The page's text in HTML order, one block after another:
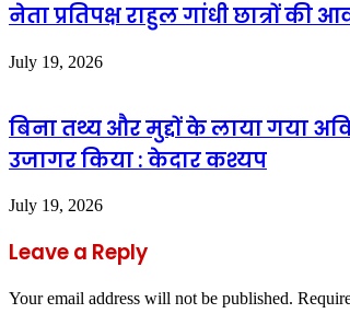
नेता प्रतिपक्ष राहुल गांधी छात्रों
July 19, 2026
बिना तथ्य और मुद्दों के लाया गया
उजागर किया : केदार कश्यप
July 19, 2026
Leave a Reply
Your email address will not be published.